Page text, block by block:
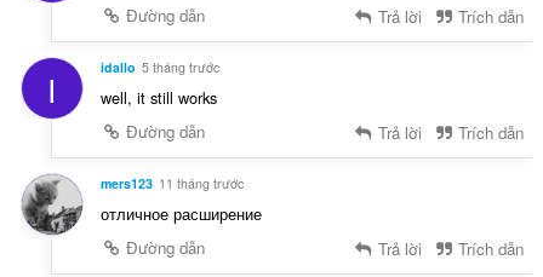
Đường dẫn
Trả lời Trích dẫn
I idallo 5 tháng trước
well, it still works
Đường dẫn
Trả lời Trích dẫn
mers123 11 tháng trước
отличное расширение
Đường dẫn
Trả lời Trích dẫn